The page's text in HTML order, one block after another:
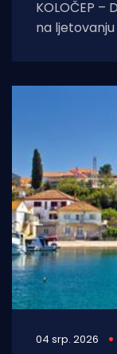
KOLOČEP –
na
04 srp. 2026